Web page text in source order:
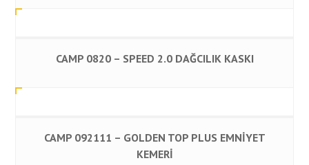
CAMP 0820 – SPEED 2.0 DAĞCILIK KASKI
CAMP 092111 – GOLDEN TOP PLUS EMNİYET
KEMERİ